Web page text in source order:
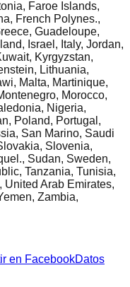
Faroe Islands,
French Polynes.,
Guadeloupe,
Israel, Italy, Jordan,
Kyrgyzstan,
Lithuania,
Malta, Martinique,
Morocco,
Nigeria,
Poland, Portugal,
San Marino, Saudi
Slovenia,
Sudan, Sweden,
Tanzania, Tunisia,
United Arab Emirates,
Zambia,
en FacebookDatos